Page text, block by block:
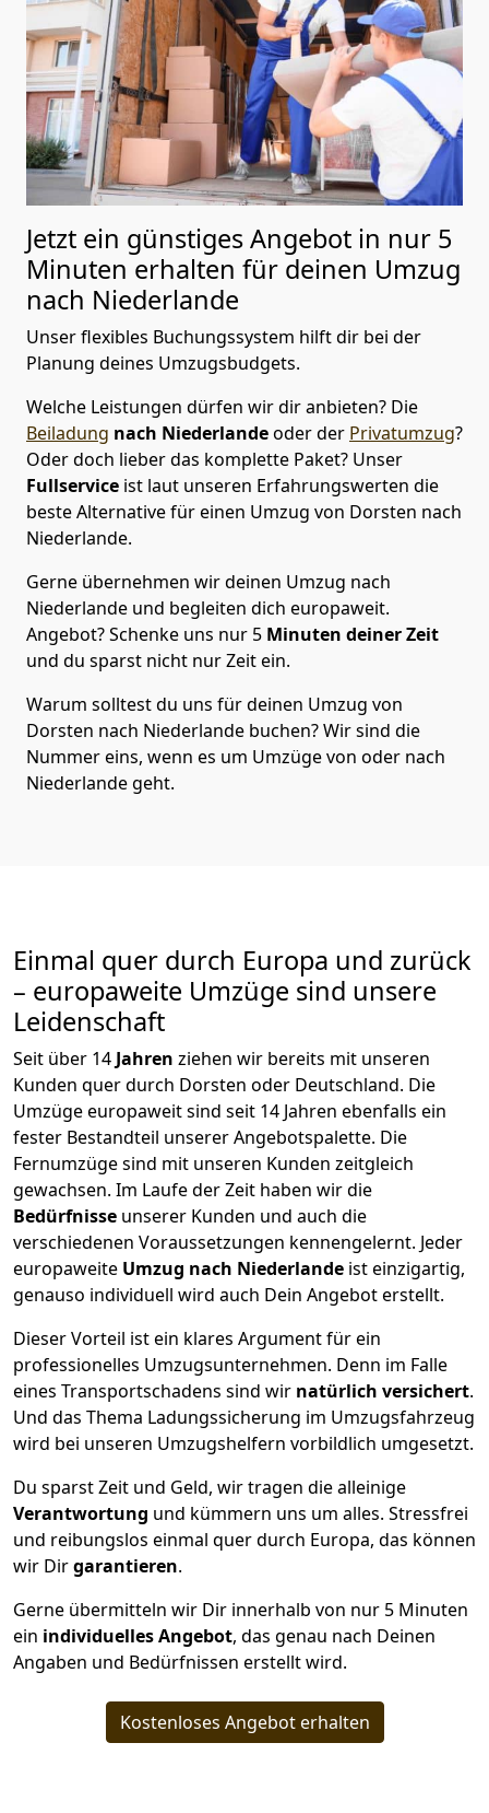
Jetzt ein günstiges Angebot in nur 5
Minuten erhalten für deinen Umzug
nach Niederlande
Unser flexibles Buchungssystem hilft dir bei der
Planung deines Umzugsbudgets.
Welche Leistungen dürfen wir dir anbieten? Die
Beiladung nach Niederlandeoder der Privatumzug?
Oder doch lieber das komplette Paket? Unser
Fullservice ist laut unseren Erfahrungswerten die
beste Alternative für einen Umzug von Dorsten nach
Niederlande.
Gerne übernehmen wir deinen Umzug nach
Niederlande und begleiten dich europaweit.
Angebot? Schenke uns nur 5 Minuten deiner Zeit
und du sparst nicht nur Zeit ein.
Warum solltest du uns für deinen Umzug von
Dorsten nach Niederlande buchen? Wir sind die
Nummer eins, wenn es um Umzüge von oder nach
Niederlande geht.
Einmal quer durch Europa und zurück
– europaweite Umzüge sind unsere
Leidenschaft
Seit über 14 Jahren ziehen wir bereits mit unseren
Kunden quer durch Dorsten oder Deutschland. Die
Umzüge europaweit sind seit 14 Jahren ebenfalls ein
fester Bestandteil unserer Angebotspalette. Die
Fernumzüge sind mit unseren Kunden zeitgleich
gewachsen. Im Laufe der Zeit haben wir die
Bedürfnisse unserer Kunden und auch die
verschiedenen Voraussetzungen kennengelernt. Jeder
europaweite Umzug nach Niederlande ist einzigartig,
genauso individuell wird auch Dein Angebot erstellt.
Dieser Vorteil ist ein klares Argument für ein
professionelles Umzugsunternehmen. Denn im Falle
eines Transportschadens sind wir natürlich versichert.
Und das Thema Ladungssicherung im Umzugsfahrzeug
wird bei unseren Umzugshelfern vorbildlich umgesetzt.
Du sparst Zeit und Geld, wir tragen die alleinige
Verantwortung und kümmern uns um alles. Stressfrei
und reibungslos einmal quer durch Europa, das können
wir Dirgarantieren.
Gerne übermitteln wir Dir innerhalb von nur 5 Minuten
ein individuelles Angebot, das genau nach Deinen
Angaben und Bedürfnissen erstellt wird.
Kostenloses Angebot erhalten